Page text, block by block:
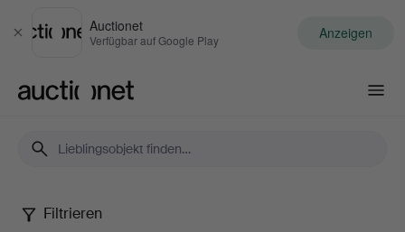
Schließen
Auctionet
Verfügbar auf Google Play Anzeigen
Sonstiges
Filtrieren